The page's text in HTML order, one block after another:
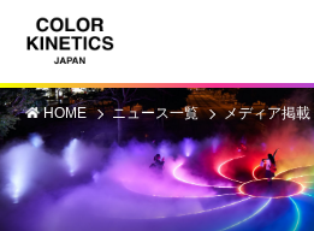
HOME ニュース一覧 メディア掲載